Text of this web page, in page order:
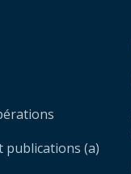
publications (a)